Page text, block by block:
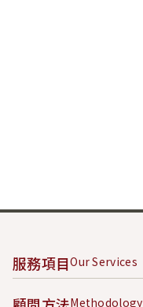
服務項目Our Services
Methodology